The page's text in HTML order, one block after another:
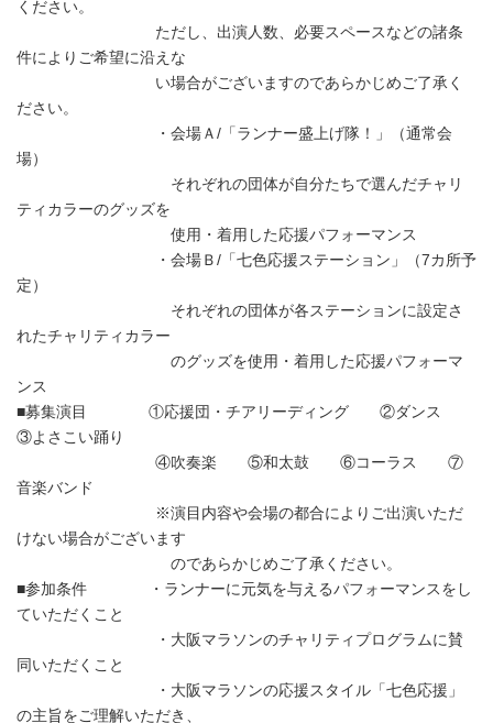
ください。
ただし、出演人数、必要スペースなどの諸条
件によりご希望に沿えな
い場合がございますのであらかじめご了承く
ださい。
・会場Ａ/「ランナー盛上げ隊！」（通常会
場）
それぞれの団体が自分たちで選んだチャリ
ティカラーのグッズを
使用・着用した応援パフォーマンス
・会場Ｂ/「七色応援ステーション」（7カ所予
定）
それぞれの団体が各ステーションに設定さ
れたチャリティカラー
のグッズを使用・着用した応援パフォーマ
ンス
■募集演目 ①応援団・チアリーディング ②ダンス
③よさこい踊り
④吹奏楽 ⑤和太鼓 ⑥コーラス ⑦
音楽バンド
※演目内容や会場の都合によりご出演いただ
けない場合がございます
のであらかじめご了承ください。
■参加条件 ・ランナーに元気を与えるパフォーマンスをし
ていただくこと
・大阪マラソンのチャリティプログラムに賛
同いただくこと
・大阪マラソンの応援スタイル「七色応援」
の主旨をご理解いただき、